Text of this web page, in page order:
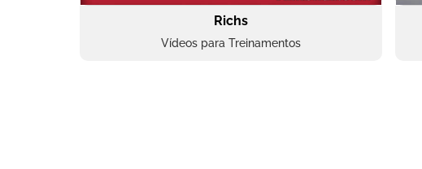
Richs
Vídeos para Treinamentos